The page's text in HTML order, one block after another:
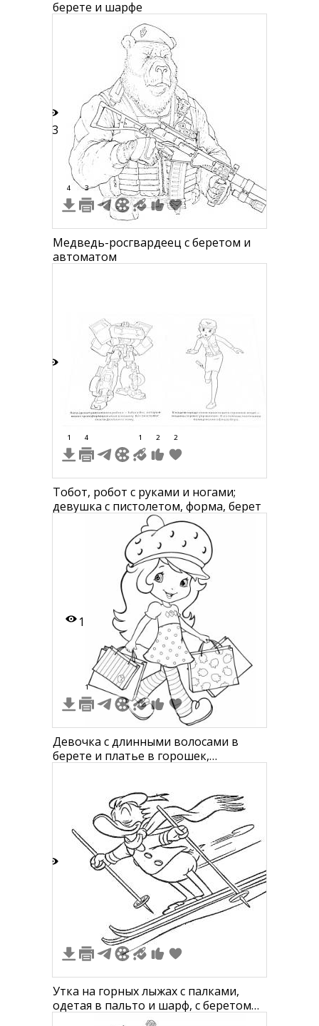
берете и шарфе
23
4 3
Медведь-росгвардеец с беретом и
автоматом
1 4 1 2 2
Тобот, робот с руками и ногами;
девушка с пистолетом, форма, берет
1
1
Девочка с длинными волосами в
берете и платье в горошек,
Утка на горных лыжах с палками,
одетая в пальто и шарф, с беретом